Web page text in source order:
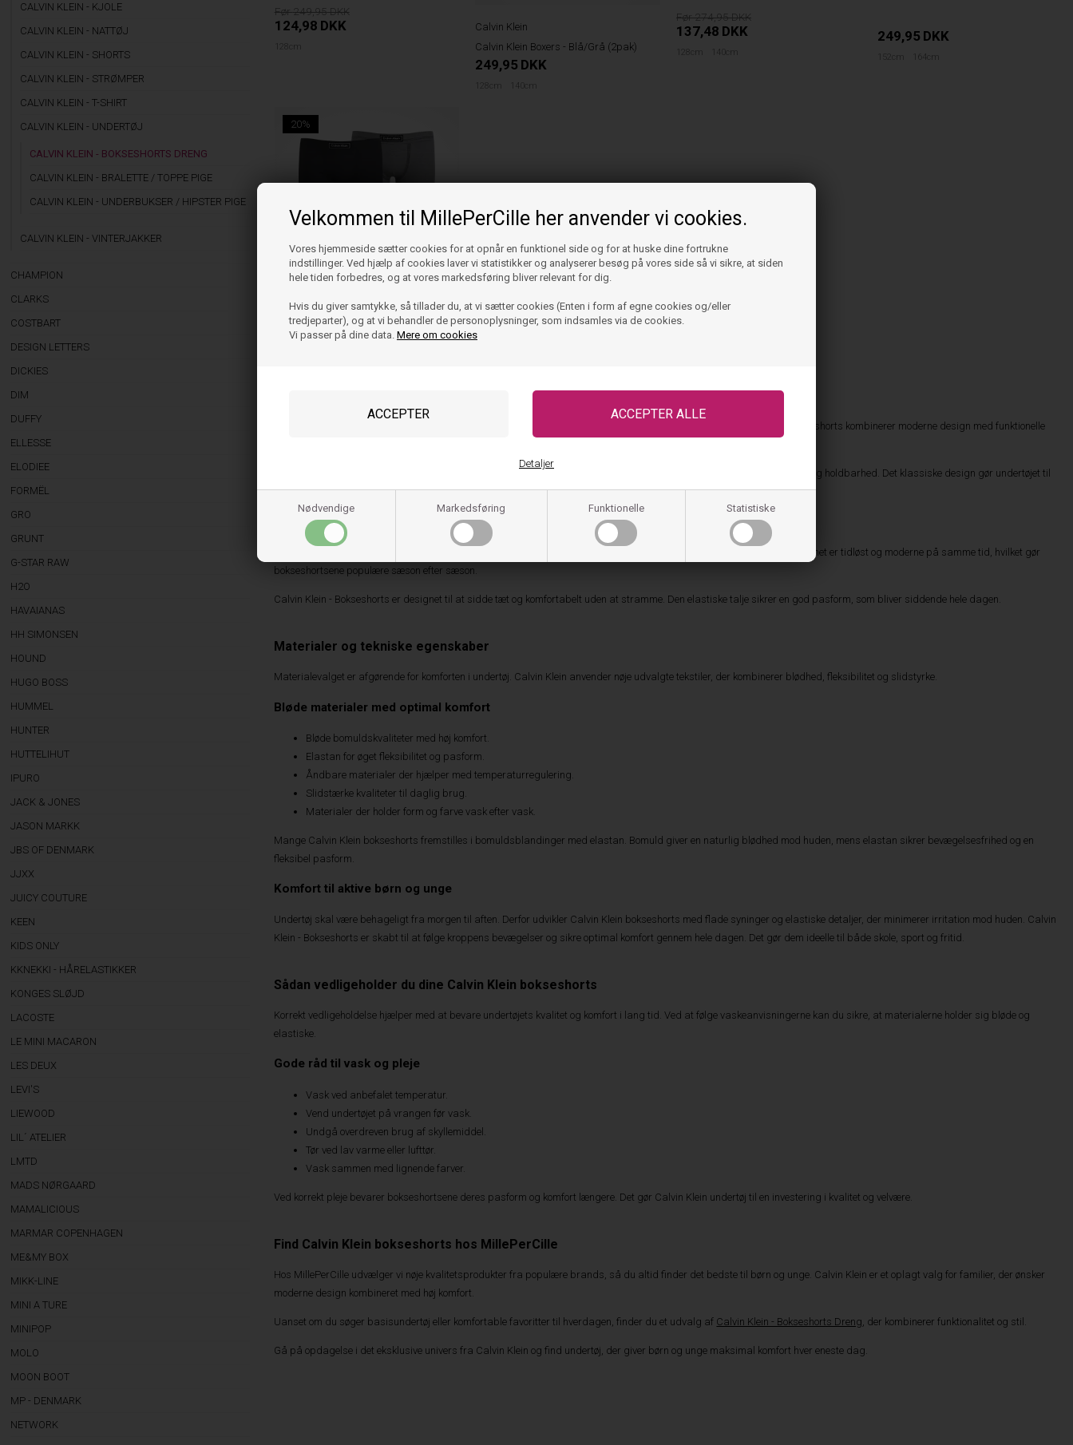
Velkommen til MillePerCille her anvender vi cookies.
Vores hjemmeside sætter cookies for at opnår en funktionel side og for at huske dine fortrukne
indstillinger. Ved hjælp af cookies laver vi statistikker og analyserer besøg på vores side så vi sikre, at siden
hele tiden forbedres, og at vores markedsføring bliver relevant for dig.
Hvis du giver samtykke, så tillader du, at vi sætter cookies (Enten i form af egne cookies og/eller
tredjeparter), og at vi behandler de personoplysninger, som indsamles via de cookies.
Vi passer på dine data. Mere om cookies
Nødvendige Markedsføring Funktionelle Statistiske
Detaljer
CALVIN KLEIN - KJOLE
CALVIN KLEIN - NATTØJ
CALVIN KLEIN - SHORTS
CALVIN KLEIN - STRØMPER
CALVIN KLEIN - T-SHIRT
CALVIN KLEIN - UNDERTØJ
CALVIN KLEIN - BOKSESHORTS DRENG
CALVIN KLEIN - BRALETTE / TOPPE PIGE
CALVIN KLEIN - UNDERBUKSER / HIPSTER PIGE
CALVIN KLEIN - VINTERJAKKER
CHAMPION
CLARKS
COSTBART
DESIGN LETTERS
DICKIES
DIM
DUFFY
ELLESSE
ELODIEE
FORMËL
GRO
GRUNT
G-STAR RAW
H2O
HAVAIANAS
HH SIMONSEN
HOUND
HUGO BOSS
HUMMEL
HUNTER
HUTTELIHUT
IPURO
JACK & JONES
JASON MARKK
JBS OF DENMARK
JJXX
JUICY COUTURE
KEEN
KIDS ONLY
KKNEKKI - HÅRELASTIKKER
KONGES SLØJD
LACOSTE
LE MINI MACARON
LES DEUX
LEVI'S
LIEWOOD
LIL´ ATELIER
LMTD
MADS NØRGAARD
MAMALICIOUS
MARMAR COPENHAGEN
ME&MY BOX
MIKK-LINE
MINI A TURE
MINIPOP
MOLO
MOON BOOT
MP - DENMARK
NETWORK
249,95
124,98 DKK
128cm
Calvin Klein
Calvin Klein Boxers - Blå/Grå (2pak)
249,95 DKK
128cm 140cm
274,95
137,48 DKK
128cm 140cm
249,95 DKK
152cm 164cm
20%
Calvin Klein
Calvin Klein Boxers Sort/Grå (2pak)
199,96 DKK
128cm 140cm
Calvin Klein – Bokseshorts med fokus på komfort og kvalitet
Calvin Klein er blandt verdens mest anerkendte modebrands og er særligt kendt for sit ikoniske undertøj. Brandets bokseshorts kombinerer moderne design med funktionelle
Calvin Klein - Bokseshorts Dreng
, der er udviklet med fokus på pasform, komfort og holdbarhed. Det klassiske design gør undertøjet til
en essentiel del af garderoben året rundt.
Ikonisk design med høj funktionalitet
Calvin Klein er kendt for sine rene linjer og det velkendte logoelastik, som har gjort brandets undertøj verdenskendt. Designet er tidløst og moderne på samme tid, hvilket gør
bokseshortsene populære sæson efter sæson.
Calvin Klein - Bokseshorts er designet til at sidde tæt og komfortabelt uden at stramme. Den elastiske talje sikrer en god pasform, som bliver siddende hele dagen.
Materialer og tekniske egenskaber
Materialevalget er afgørende for komforten i undertøj. Calvin Klein anvender nøje udvalgte tekstiler, der kombinerer blødhed, fleksibilitet og slidstyrke.
Bløde materialer med optimal komfort
Bløde bomuldskvaliteter med høj komfort.
Elastan for øget fleksibilitet og pasform.
Åndbare materialer der hjælper med temperaturregulering.
Slidstærke kvaliteter til daglig brug.
Materialer der holder form og farve vask efter vask.
Mange Calvin Klein bokseshorts fremstilles i bomuldsblandinger med elastan. Bomuld giver en naturlig blødhed mod huden, mens elastan sikrer bevægelsesfrihed og en
fleksibel pasform.
Komfort til aktive børn og unge
Undertøj skal være behageligt fra morgen til aften. Derfor udvikler Calvin Klein bokseshorts med flade syninger og elastiske detaljer, der minimerer irritation mod huden. Calvin
Klein - Bokseshorts er skabt til at følge kroppens bevægelser og sikre optimal komfort gennem hele dagen. Det gør dem ideelle til både skole, sport og fritid.
Sådan vedligeholder du dine Calvin Klein bokseshorts
Korrekt vedligeholdelse hjælper med at bevare undertøjets kvalitet og komfort i lang tid. Ved at følge vaskeanvisningerne kan du sikre, at materialerne holder sig bløde og
elastiske.
Gode råd til vask og pleje
Vask ved anbefalet temperatur.
Vend undertøjet på vrangen før vask.
Undgå overdreven brug af skyllemiddel.
Tør ved lav varme eller lufttør.
Vask sammen med lignende farver.
Ved korrekt pleje bevarer bokseshortsene deres pasform og komfort længere. Det gør Calvin Klein undertøj til en investering i kvalitet og velvære.
Find Calvin Klein bokseshorts hos MillePerCille
Hos MillePerCille udvælger vi nøje kvalitetsprodukter fra populære brands, så du altid finder det bedste til børn og unge. Calvin Klein er et oplagt valg for familier, der ønsker
moderne design kombineret med høj komfort.
Uanset om du søger basisundertøj eller komfortable favoritter til hverdagen, finder du et udvalg af Calvin Klein - Bokseshorts Dreng , der kombinerer funktionalitet og stil.
Gå på opdagelse i det eksklusive univers fra Calvin Klein og find undertøj, der giver børn og unge maksimal komfort hver eneste dag.